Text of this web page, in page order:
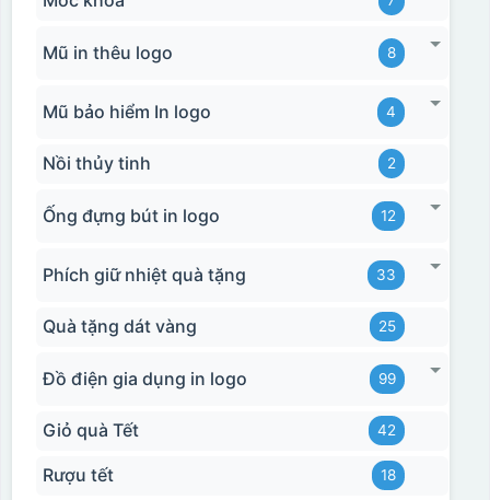
Chén sau khi được dán xong (chưa nung)
Mũ in thêu logo 8
Mũ bảo hiểm In logo 4
Nồi thủy tinh 2
Ống đựng bút in logo 12
Phích giữ nhiệt quà tặng 33
Quà tặng dát vàng 25
Đồ điện gia dụng in logo 99
Giỏ quà Tết 42
Rượu tết 18